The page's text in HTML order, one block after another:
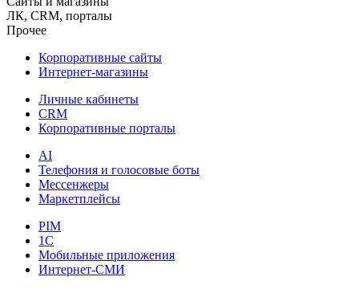
ЛК, CRM, порталы
Прочее
Корпоративные сайты
Интернет-магазины
Личные кабинеты
CRM
Корпоративные порталы
AI
Телефония и голосовые боты
Мессенжеры
Маркетплейсы
PIM
1C
Мобильные приложения
Интернет-СМИ